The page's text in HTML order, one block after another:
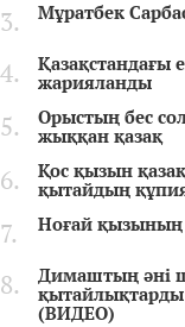
Мұратбек
Қазақстандағы
жарияланды
Орыстың бес
жыққан қазақ
Қос қызын
қытайдың
Ноғай қызының
Димаштың әні
қытайлықтарды
(ВИДЕО)